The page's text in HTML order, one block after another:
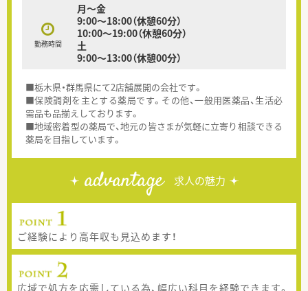
勤務時間
月～金
9:00～18:00（休憩60分）
10:00～19:00（休憩60分）
土
9:00～13:00（休憩00分）
■栃木県・群馬県にて2店舗展開の会社です。
■保険調剤を主とする薬局です。その他、一般用医薬品、生活必
需品も品揃えしております。
■地域密着型の薬局で、地元の皆さまが気軽に立寄り相談できる
薬局を目指しています。
advantage 求人の魅力
ご経験により高年収も見込めます！
広域で処方を応需している為、幅広い科目を経験できます。